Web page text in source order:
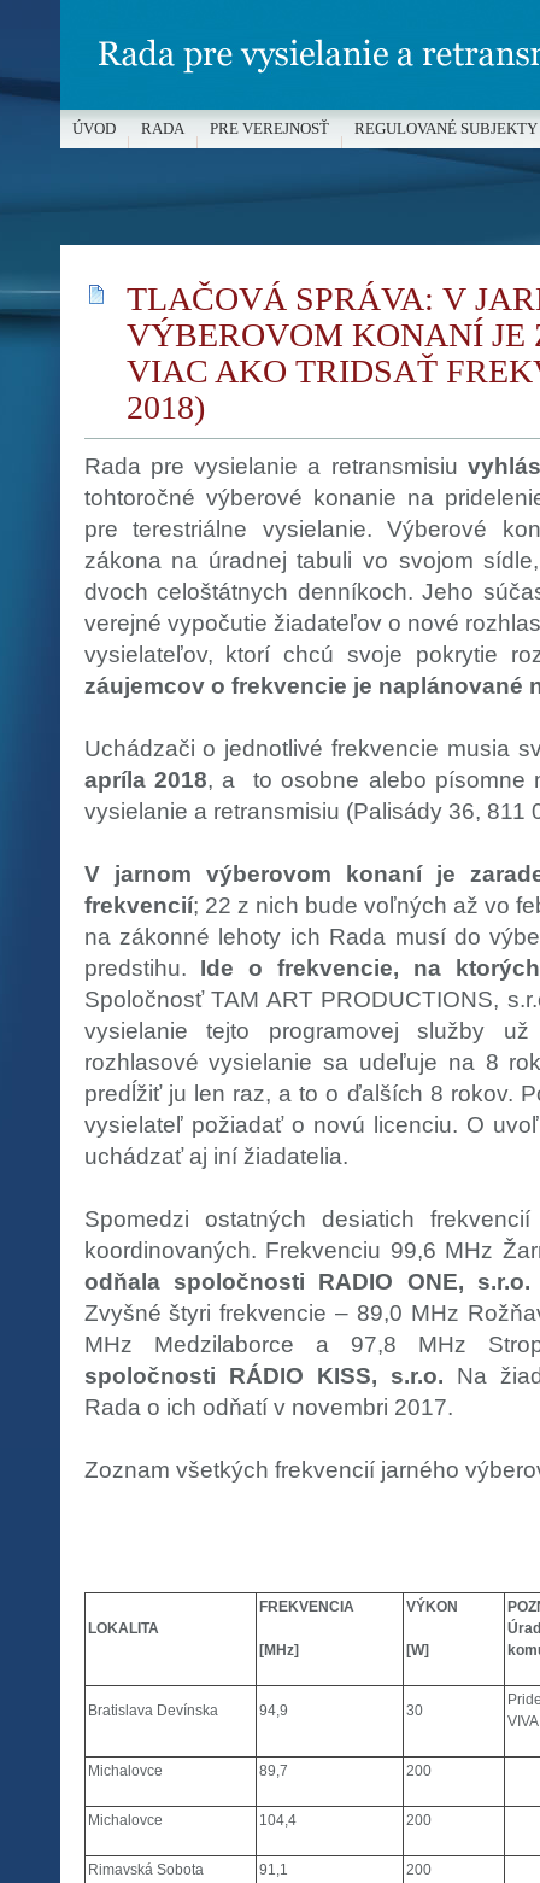
TLAČOVÁ SPRÁVA: V
VÝBEROVOM KONANÍ JE
VIAC AKO TRIDSAŤ
2018)
Rada pre vysielanie a retransmisiu
tohtoročné výberové konanie na
pre terestriálne vysielanie. Výberové
zákona na úradnej tabuli vo svojom
dvoch celoštátnych denníkoch. Jeho
verejné vypočutie žiadateľov o nové
vysielateľov, ktorí chcú svoje pokrytie
záujemcov o frekvencie je naplánované
Uchádzači o jednotlivé frekvencie musia
apríla 2018, a to osobne alebo písomne
vysielanie a retransmisiu (Palisády 36, 811
V jarnom výberovom konaní je
frekvencií; 22 z nich bude voľných až vo
na zákonné lehoty ich Rada musí do
predstihu. Ide o frekvencie, na
Spoločnosť TAM ART PRODUCTIONS,
vysielanie tejto programovej služby
rozhlasové vysielanie sa udeľuje na 8
predĺžiť ju len raz, a to o ďalších 8 rokov.
vysielateľ požiadať o novú licenciu. O
uchádzať aj iní žiadatelia.
Spomedzi ostatných desiatich
koordinovaných. Frekvenciu 99,6 MHz
odňala spoločnosti RADIO ONE, s.r.o.
Zvyšné štyri frekvencie – 89,0 MHz
MHz Medzilaborce a 97,8 MHz
spoločnosti RÁDIO KISS, s.r.o. Na
Rada o ich odňatí v novembri 2017.
Zoznam všetkých frekvencií jarného
LOKALITA
FREKVENCIA
[MHz]
VÝKON
[W]
Bratislava Devínska 94,9 30
Michalovce 89,7 200
Michalovce 104,4 200
Rimavská Sobota 91,1 200
ÚVOD RADA PRE VEREJNOSŤ REGULOVANÉ SUBJEKTY